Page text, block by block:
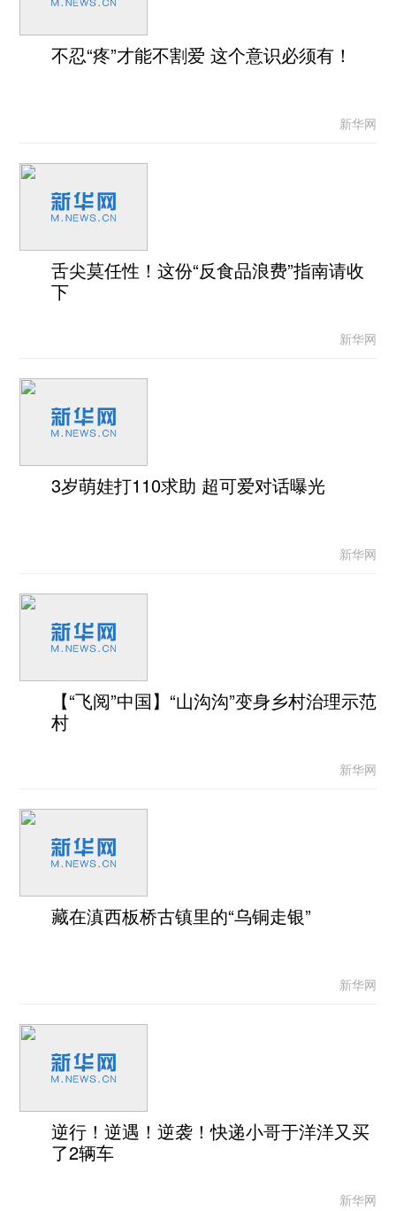
不忍“疼”才能不割爱 这个意识必须有！
新华网
舌尖莫任性！这份“反食品浪费”指南请收
下
新华网
3岁萌娃打110求助 超可爱对话曝光
新华网
【“飞阅”中国】“山沟沟”变身乡村治理示范
村
新华网
藏在滇西板桥古镇里的“乌铜走银”
新华网
逆行！逆遇！逆袭！快递小哥于洋洋又买
了2辆车
新华网